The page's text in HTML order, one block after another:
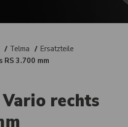
Telma
Ersatzteile
3.700 mm
rechts